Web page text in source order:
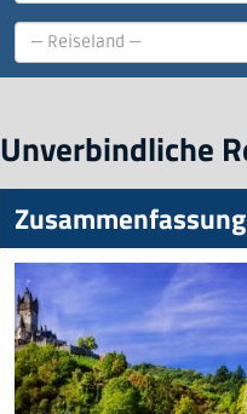
— Reiseland —
Unverbindliche
Zusammenfassung